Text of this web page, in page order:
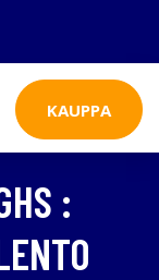
KAUPPA
: